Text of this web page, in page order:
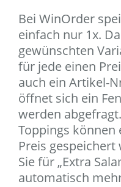
Bei WinOrder
einfach nur 1x.
gewünschten
für jede einen
auch ein Artikel-
öffnet sich ein
werden
Toppings
Preis gespeichert
Sie für „Extra
automatisch